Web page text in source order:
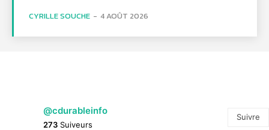
CYRILLE SOUCHE - 4 AOÛT 2026
@cdurableinfo
273 Suiveurs
Suivre